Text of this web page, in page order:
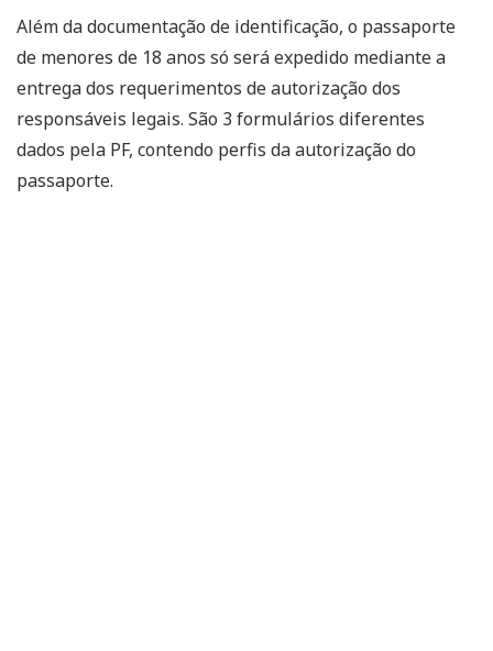
Além da documentação de identificação, o passaporte
de menores de 18 anos só será expedido mediante a
entrega dos requerimentos de autorização dos
responsáveis legais. São 3 formulários diferentes
dados pela PF, contendo perfis da autorização do
passaporte.